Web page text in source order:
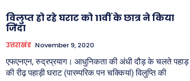
विलुप्त हो रहे घराट को 11वीं के छात्र ने किया
जिंदा
उत्तराखंड November 9, 2020
एफएनएन, रुद्रप्रयाग। आधुनिकता की अंधी दौड़ के चलते पहाड़
की रीढ़ पहाड़ी घराट (पारम्परिक पन चक्कियां) विलुप्ति की